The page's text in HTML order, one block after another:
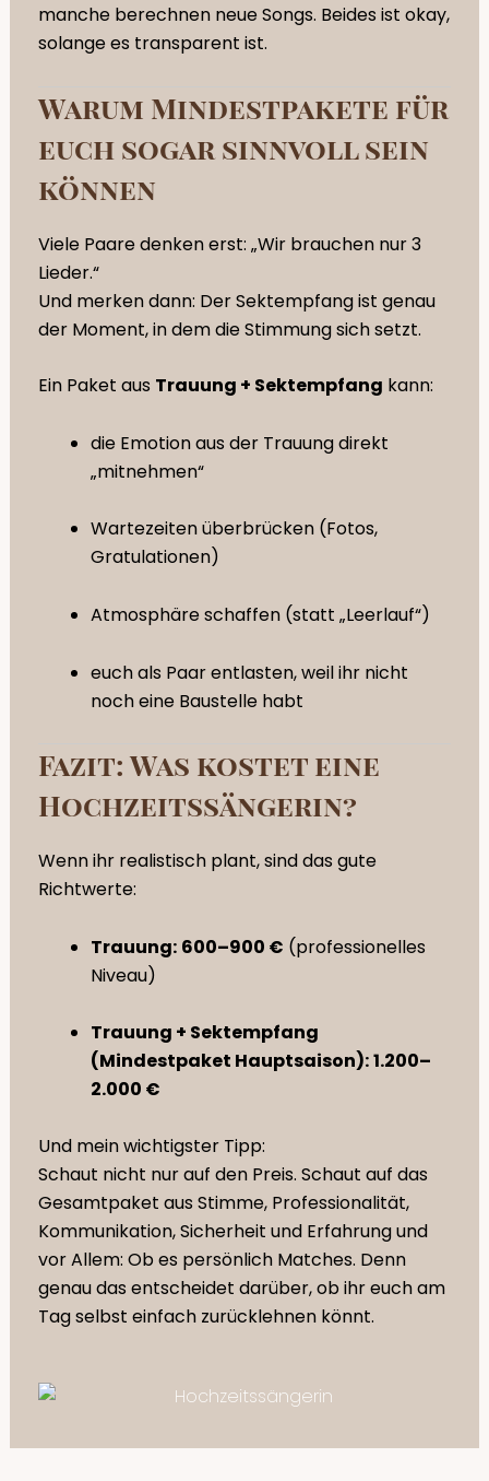
manche berechnen neue Songs. Beides ist okay,
solange es transparent ist.
Warum Mindestpakete für
euch sogar sinnvoll sein
können
Viele Paare denken erst: „Wir brauchen nur 3
Lieder.“
Und merken dann: Der Sektempfang ist genau
der Moment, in dem die Stimmung sich setzt.
Ein Paket aus Trauung + Sektempfang kann:
die Emotion aus der Trauung direkt
„mitnehmen“
Wartezeiten überbrücken (Fotos,
Gratulationen)
Atmosphäre schaffen (statt „Leerlauf“)
euch als Paar entlasten, weil ihr nicht
noch eine Baustelle habt
Fazit: Was kostet eine
Hochzeitssängerin?
Wenn ihr realistisch plant, sind das gute
Richtwerte:
Trauung: 600–900 € (professionelles
Niveau)
Trauung + Sektempfang
(Mindestpaket Hauptsaison):1.200–
2.000 €
Und mein wichtigster Tipp:
Schaut nicht nur auf den Preis. Schaut auf das
Gesamtpaket aus Stimme, Professionalität,
Kommunikation, Sicherheit und Erfahrung und
vor Allem: Ob es persönlich Matches. Denn
genau das entscheidet darüber, ob ihr euch am
Tag selbst einfach zurücklehnen könnt.